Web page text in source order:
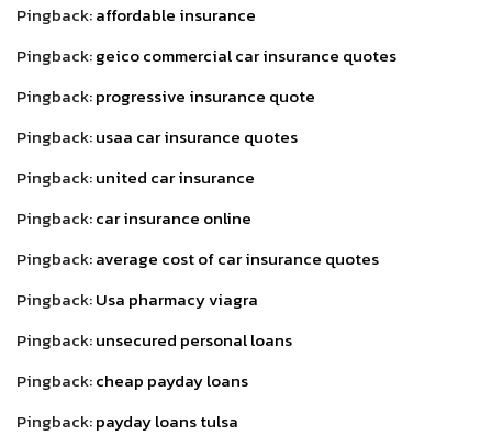
Pingback:affordable insurance
Pingback:geico commercial car insurance quotes
Pingback:progressive insurance quote
Pingback:usaa car insurance quotes
Pingback:united car insurance
Pingback:car insurance online
Pingback:average cost of car insurance quotes
Pingback:Usa pharmacy viagra
Pingback:unsecured personal loans
Pingback:cheap payday loans
Pingback:payday loans tulsa